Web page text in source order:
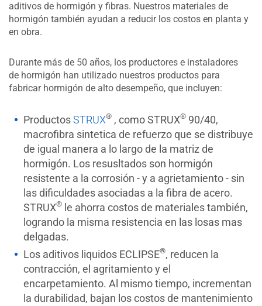
aditivos de hormigón y fibras. Nuestros materiales de
hormigón también ayudan a reducir los costos en planta y
en obra.
Durante más de 50 años, los productores e instaladores
de hormigón han utilizado nuestros productos para
fabricar hormigón de alto desempeño, que incluyen:
ProductosSTRUX® , como STRUX® 90/40,
macrofibra sintetica de refuerzo que se distribuye
de igual manera a lo largo de la matriz de
hormigón. Los resusltados son hormigón
resistente a la corrosión - y a agrietamiento - sin
las dificuldades asociadas a la fibra de acero.
STRUX® le ahorra costos de materiales también,
logrando la misma resistencia en las losas mas
delgadas.
Los aditivos liquidos ECLIPSE®, reducen la
contracción, el agritamiento y el
encarpetamiento. Al mismo tiempo, incrementan
la durabilidad, bajan los costos de mantenimiento